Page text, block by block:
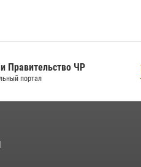
Правительство ЧР
портал